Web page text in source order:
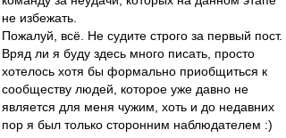
не избежать.
Пожалуй, всё. Не судите строго за первый пост.
Вряд ли я буду здесь много писать, просто
хотелось хотя бы формально приобщиться к
сообществу людей, которое уже давно не
является для меня чужим, хоть и до недавних
пор я был только сторонним наблюдателем :)